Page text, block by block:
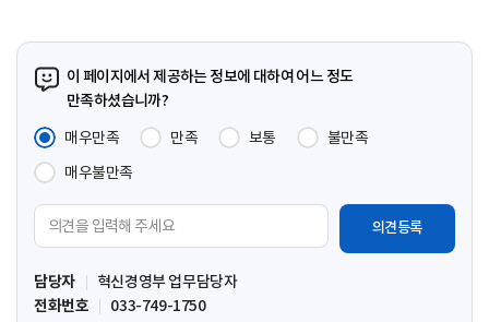
이 페이지에서 제공하는 정보에 대하여 어느 정도
만족하셨습니까?
매우만족
만족 보통
불만족
매우불만족
견
입
력
담당자
혁신경영부 업무담당자
전화번호
033-749-1750